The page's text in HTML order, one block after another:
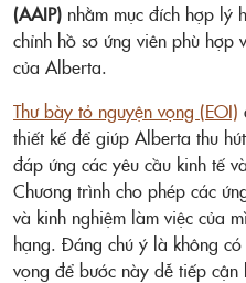
(AAIP) nhằm mục đích hợp lý
chỉnh hồ sơ ứng viên phù
của Alberta.
Thư bày tỏ nguyện vọng (EOI)
thiết kế để giúp Alberta thu
đáp ứng các yêu cầu kinh tế
Chương trình cho phép các
và kinh nghiệm làm việc của
hạng. Đáng chú ý là không
vọng để bước này dễ tiếp